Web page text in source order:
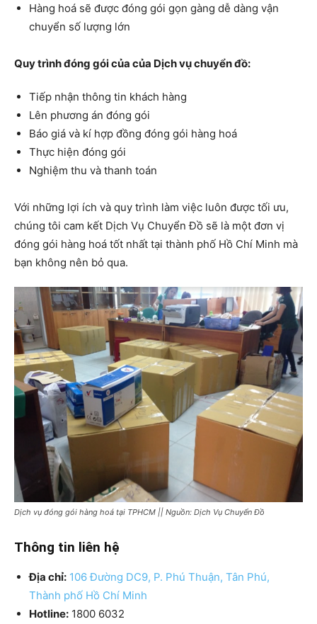
Hàng hoá sẽ được đóng gói gọn gàng dễ dàng vận
chuyển số lượng lớn
Quy trình đóng gói của của Dịch vụ chuyển đồ:
Tiếp nhận thông tin khách hàng
Lên phương án đóng gói
Báo giá và kí hợp đồng đóng gói hàng hoá
Thực hiện đóng gói
Nghiệm thu và thanh toán
Với những lợi ích và quy trình làm việc luôn được tối ưu,
chúng tôi cam kết Dịch Vụ Chuyển Đồ sẽ là một đơn vị
đóng gói hàng hoá tốt nhất tại thành phố Hồ Chí Minh mà
bạn không nên bỏ qua.
Dịch vụ đóng gói hàng hoá tại TPHCM || Nguồn: Dịch Vụ Chuyển Đồ
Thông tin liên hệ
Địa chỉ: 106 Đường DC9, P. Phú Thuận, Tân Phú,
Thành phố Hồ Chí Minh
Hotline: 1800 6032